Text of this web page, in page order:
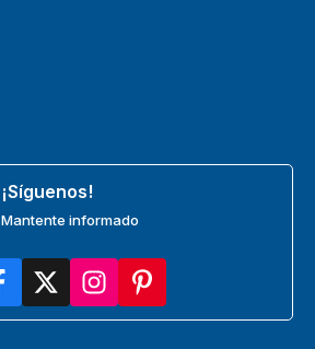
¡Síguenos!
Mantente informado